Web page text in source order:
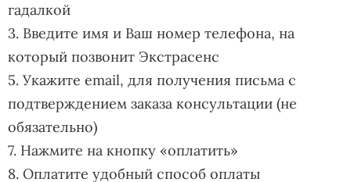
гадалкой
3. Введите имя и Ваш номер телефона, на
который позвонит Экстрасенс
5. Укажите email, для получения письма с
подтверждением заказа консультации (не
обязательно)
7. Нажмите на кнопку «оплатить»
8. Оплатите удобный способ оплаты